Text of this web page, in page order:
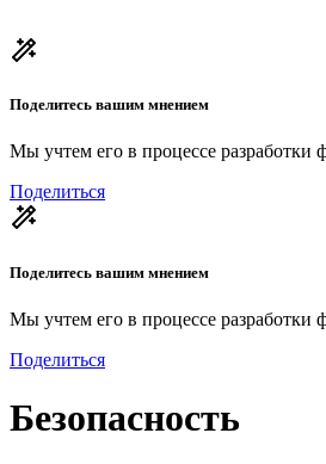
Поделитесь вашим мнением
Мы учтем его в процессе разработки
Поделиться
Поделитесь вашим мнением
Мы учтем его в процессе разработки
Поделиться
Безопасность